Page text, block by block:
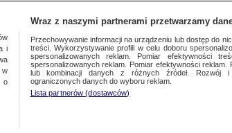
FAKTACH FAKTY O ŚWIECIE
i
w
o
Wraz z naszymi partnerami przetwarzamy
Przechowywanie informacji na urządzeniu lub dostęp do
treści. Wykorzystywanie profili w celu doboru
spersonalizowanych reklam. Pomiar efektywności
spersonalizowanych reklam. Pomiar efektywności
lub kombinacji danych z różnych źródeł. Rozwój i
ograniczonych danych do wyboru reklam.
Lista partnerów (dostawców)